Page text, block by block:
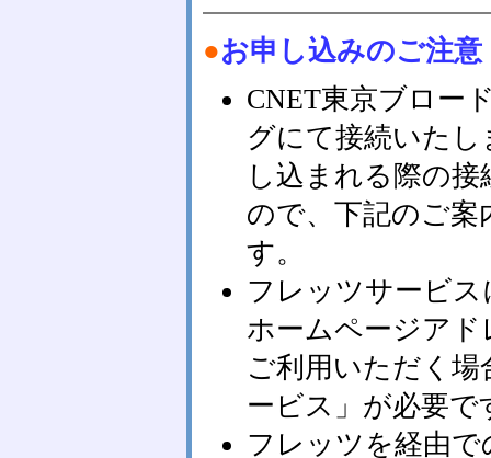
●お申し込みのご注意
CNET東京ブロー
グにて接続いた
し込まれる際の
ので、下記のご
す。
フレッツサービ
ホームページア
ご利用いただく
ービス」が必要で
フレッツを経由